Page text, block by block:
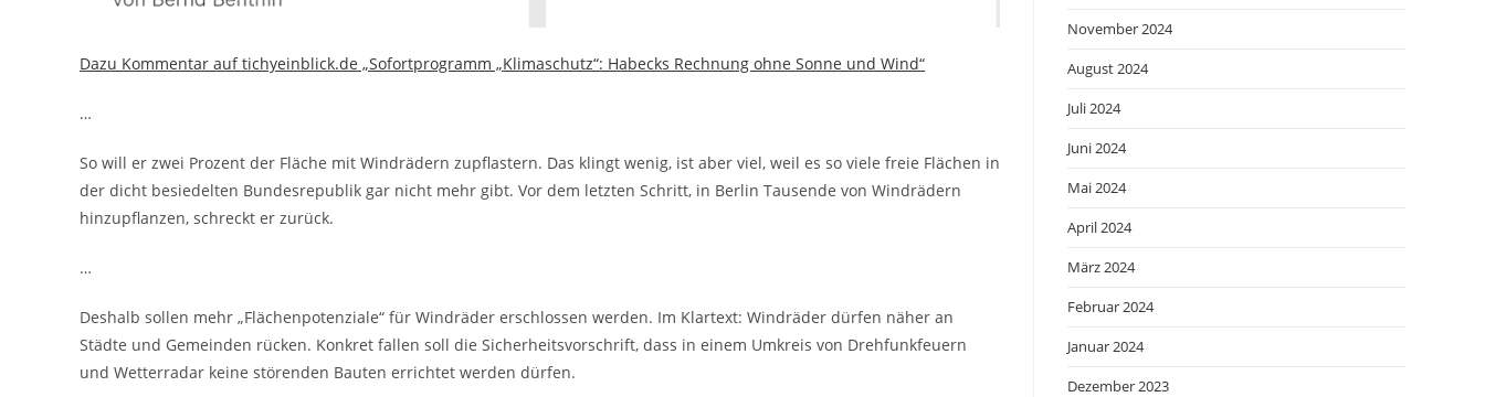
Dazu Kommentar auf tichyeinblick.de „Sofortprogramm „Klimaschutz“: Habecks Rechnung ohne Sonne und Wind“
…
So will er zwei Prozent der Fläche mit Windrädern zupflastern. Das klingt wenig, ist aber viel, weil es so viele freie Flächen in
der dicht besiedelten Bundesrepublik gar nicht mehr gibt. Vor dem letzten Schritt, in Berlin Tausende von Windrädern
hinzupflanzen, schreckt er zurück.
…
Deshalb sollen mehr „Flächenpotenziale“ für Windräder erschlossen werden. Im Klartext: Windräder dürfen näher an
Städte und Gemeinden rücken. Konkret fallen soll die Sicherheitsvorschrift, dass in einem Umkreis von Drehfunkfeuern
und Wetterradar keine störenden Bauten errichtet werden dürfen.
November 2024
August 2024
Juli 2024
Juni 2024
Mai 2024
April 2024
März 2024
Februar 2024
Januar 2024
Dezember 2023